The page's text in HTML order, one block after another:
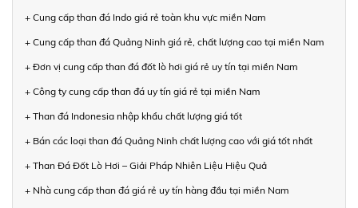
+ Cung cấp than đá Indo giá rẻ toàn khu vực miền Nam
+ Cung cấp than đá Quảng Ninh giá rẻ, chất lượng cao tại miền Nam
+ Đơn vị cung cấp than đá đốt lò hơi giá rẻ uy tín tại miền Nam
+ Công ty cung cấp than đá uy tín giá rẻ tại miền Nam
+ Than đá Indonesia nhập khẩu chất lượng giá tốt
+ Bán các loại than đá Quảng Ninh chất lượng cao với giá tốt nhất
+ Than Đá Đốt Lò Hơi – Giải Pháp Nhiên Liệu Hiệu Quả
+ Nhà cung cấp than đá giá rẻ uy tín hàng đầu tại miền Nam